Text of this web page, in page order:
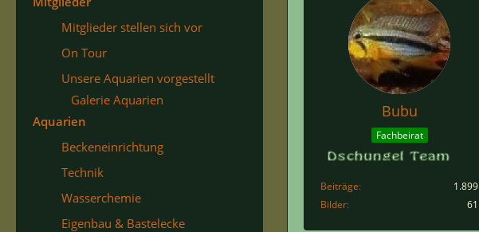
Mitglieder stellen sich vor
On Tour
Unsere Aquarien vorgestellt
Galerie Aquarien
Aquarien
Beckeneinrichtung
Technik
Wasserchemie
Eigenbau & Bastelecke
Bubu
Fachbeirat
Beiträge
1.899
Bilder
61